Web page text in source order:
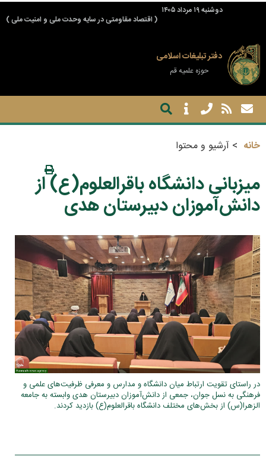
دوشنبه ۱۹ مرداد ۱۴۰۵
( اقتصاد مقاومتی در سایه وحدت ملی و امنیت ملی )
دفتر تبلیغات اسلامی
حوزه علمیه قم
خانه آرشیو و محتوا
میزبانی دانشگاه باقرالعلوم(ع) از
دانش‌آموزان دبیرستان هدی
در راستای تقویت ارتباط میان دانشگاه و مدارس و معرفی ظرفیت‌های علمی و
فرهنگی به نسل جوان، جمعی از دانش‌آموزان دبیرستان هدی وابسته به جامعه
الزهرا(س) از بخش‌های مختلف دانشگاه باقرالعلوم(ع) بازدید کردند.